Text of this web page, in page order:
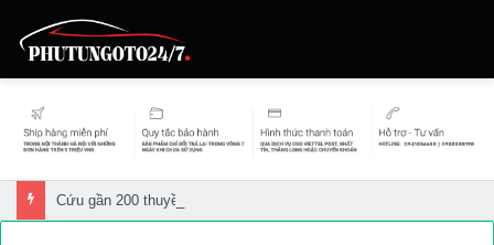
Cứu gần 200 thuyền viên gặp sự cố trên biển